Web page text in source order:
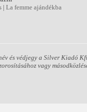
| La femme ajándékba
és védjegy a Silver Kiadó
vagy